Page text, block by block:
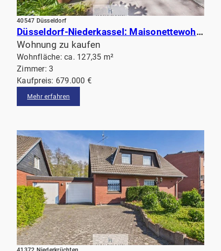
40547 Düsseldorf
Düsseldorf-Niederkassel: Maisonettewohnung mit Terrasse am Garten & Balkon. Fußläufig vom Rhein!
Wohnung zu kaufen
Wohnfläche: ca. 127,35 m²
Zimmer: 3
Kaufpreis: 679.000 €
Mehr erfahren